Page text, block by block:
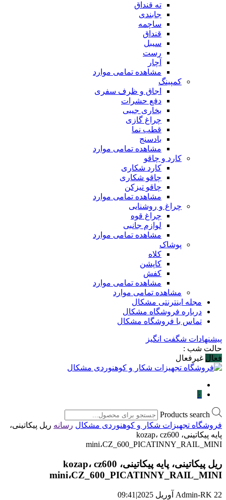
ته قنداق
جابندی
ساچمه
قنداق
سیبل
رست
آچار
مشاهده تمامی موارد
کمپینگ
اجاق و ظرف سفری
دفع حشرات
بخاری جیبی
چراغ گازی
قطب نما
بادسنج
مشاهده تمامی موارد
کارد و چاقو
کارد شکاری
چاقو شکاری
چاقو تیزکن
مشاهده تمامی موارد
چراغ و روشنایی
چراغ قوه
لوازم جانبی
مشاهده تمامی موارد
پوشاک
کلاه
کاپشن
کفش
مشاهده تمامی موارد
مشاهده تمامی موارد
مجله اینترنتی مشکال
درباره فروشگاه مشکال
تماس با فروشگاه مشکال
پیشنهادات شگفت انگیز
حالت شب :
فعال غیرفعال
۰
Products search
فروشگاه تجهیزات شکار و کوهنوردی مشکال رسانه ریل پیکاتینی،
پایه پیکاتینی، kozap، cz600
mini،CZ_600_PICATINNY_RAIL_MINI
ریل پیکاتینی، پایه پیکاتینی، kozap، cz600
mini،CZ_600_PICATINNY_RAIL_MINI
Admin-RK 22 آوریل 2025 |
09:41